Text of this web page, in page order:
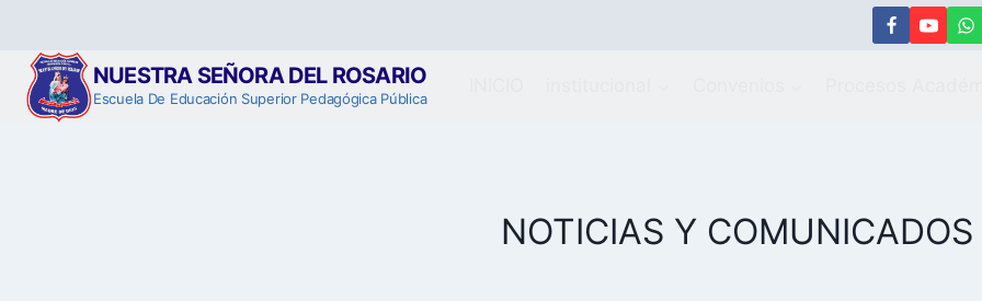
contenido NUESTRA SEÑORA DEL ROSARIO
Escuela De Educación Superior Pedagógica Pública
NOTICIAS Y COMUNICADOS